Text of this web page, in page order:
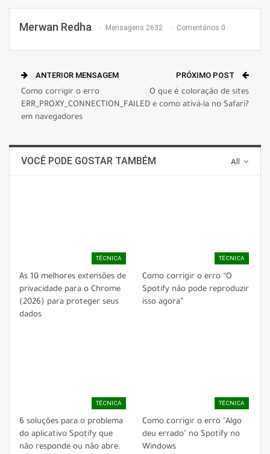
Merwan Redha Mensagens 2632 Comentários 0
ANTERIOR MENSAGEM
Como corrigir o erro
ERR_PROXY_CONNECTION_FAILED
em navegadores
PRÓXIMO POST
O que é coloração de sites
e como ativá-la no Safari?
All
VOCÊ PODE GOSTAR TAMBÉM
TÉCNICA
As 10 melhores extensões de
privacidade para o Chrome
(2026) para proteger seus
dados
TÉCNICA
Como corrigir o erro “O
Spotify não pode reproduzir
isso agora”
TÉCNICA
6 soluções para o problema
do aplicativo Spotify que
não responde ou não abre.
TÉCNICA
Como corrigir o erro "Algo
deu errado" no Spotify no
Windows